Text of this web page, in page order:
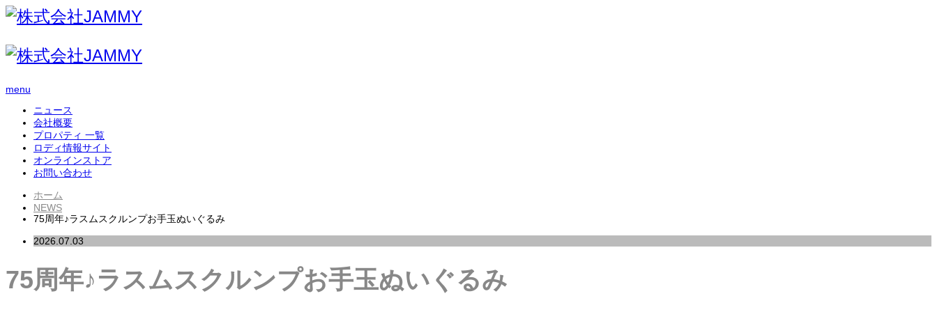
menu
ニュース
会社概要
プロパティ 一覧
ロディ情報サイト
オンラインストア
お問い合わせ
ホーム
NEWS
75周年♪ラスムスクルンプお手玉ぬいぐるみ
2026.07.03
75周年♪ラスムスクルンプお手玉ぬいぐるみ